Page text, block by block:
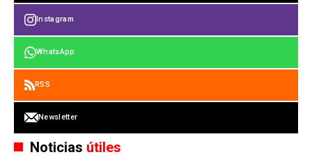
Instagram
WhatsApp
RSS
Newsletter
Noticias útiles